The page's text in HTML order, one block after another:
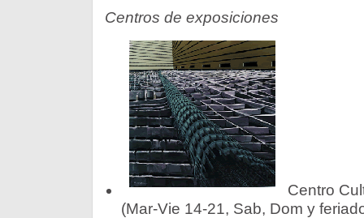
Centros de exposiciones
Centro
(Mar-Vie 14-21, Sab, Dom y